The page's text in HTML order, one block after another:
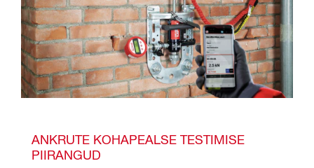
ANKRUTE KOHAPEALSE TESTIMISE
PIIRANGUD